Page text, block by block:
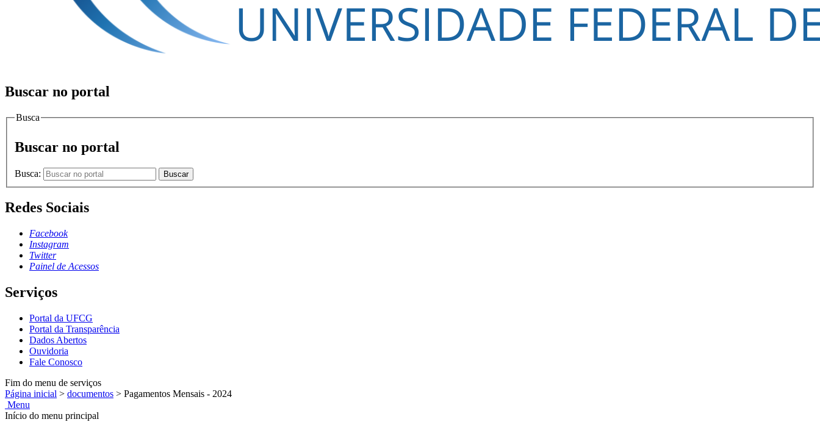
Buscar no portal
Busca
Buscar no portal
Busca: Buscar
Redes Sociais
Facebook
Instagram
Twitter
Painel de Acessos
Serviços
Portal da UFCG
Portal da Transparência
Dados Abertos
Ouvidoria
Fale Conosco
Fim do menu de serviços
Página inicial > documentos > Pagamentos Mensais - 2024
Menu
Início do menu principal